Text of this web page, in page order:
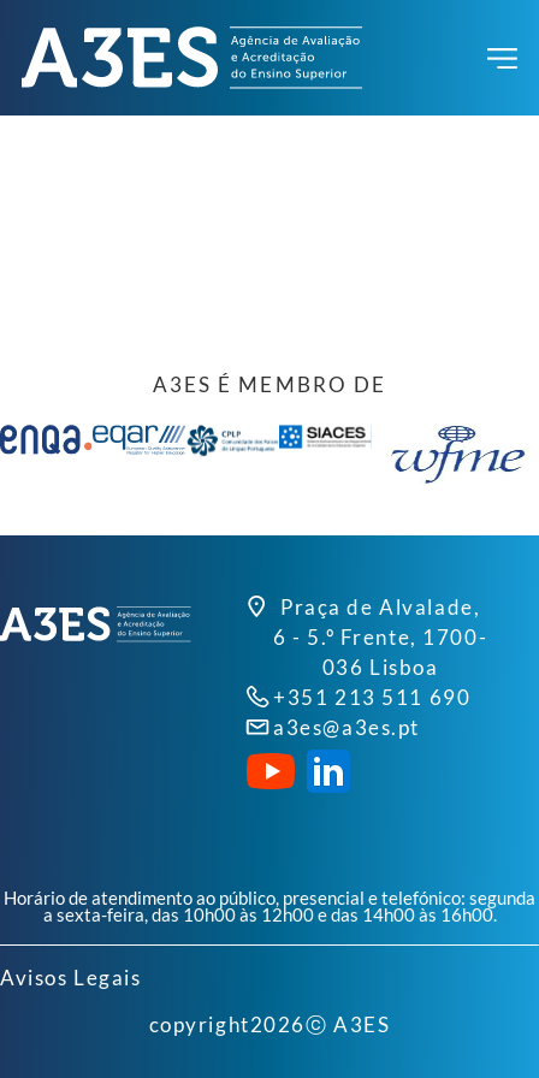
A3ES É MEMBRO DE
Praça de Alvalade,
6 - 5.º Frente, 1700-
036 Lisboa
+351 213 511 690
a3es@a3es.pt
Horário de atendimento ao público, presencial e telefónico: segunda
a sexta-feira, das 10h00 às 12h00 e das 14h00 às 16h00.
Avisos Legais
copyright2026ⓒ A3ES